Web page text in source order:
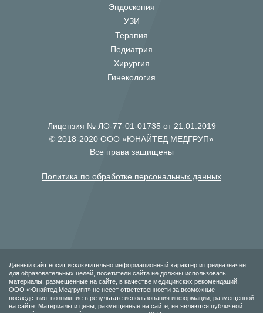
Эндоскопия
УЗИ
Терапия
Педиатрия
Хирургия
Гинекология
Лицензия № ЛО-77-01-01735 от 21.01.2019
© 2018-2020 ООО «ЮНАЙТЕД МЕДГРУП»
Все права защищены
Политика по обработке персональных данных
Данный сайт носит исключительно информационный характер и предназначен
для образовательных целей, посетители сайта не должны использовать
материалы, размещенные на сайте, в качестве медицинских рекомендаций.
ООО «Юнайтед Медгрупп» не несет ответственности за возможные
последствия, возникшие в результате использования информации, размещенной
на сайте. Материалы и цены, размещенные на сайте, не являются публичной